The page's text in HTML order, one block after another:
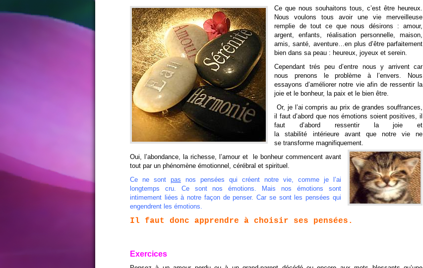
Ce que nous souhaitons tous, c’est être heureux.
Nous voulons tous avoir une vie merveilleuse
remplie de tout ce que nous désirons : amour,
argent, enfants, réalisation personnelle, maison,
amis, santé, aventure…en plus d’être parfaitement
bien dans sa peau : heureux, joyeux et serein.
Cependant trés peu d’entre nous y arrivent car
nous prenons le problème à l’envers. Nous
essayons d’améliorer notre vie afin de ressentir la
joie et le bonheur, la paix et le bien être.
Or, je l’ai compris au prix de grandes souffrances,
il faut d’abord que nos émotions soient positives, il
faut d’abord ressentir la joie et
la stabilité intérieure avant que notre vie ne
se transforme magnifiquement.
Oui, l’abondance, la richesse, l’amour et le bonheur commencent avant
tout par un phénomène émotionnel, cérébral et spirituel.
Ce ne sont pas nos pensées qui créent notre vie, comme je l’ai
longtemps cru. Ce sont nos émotions. Mais nos émotions sont
intimement liées à notre façon de penser. Car se sont les pensées qui
engendrent les émotions.
Il faut donc apprendre à choisir ses pensées.
Exercices